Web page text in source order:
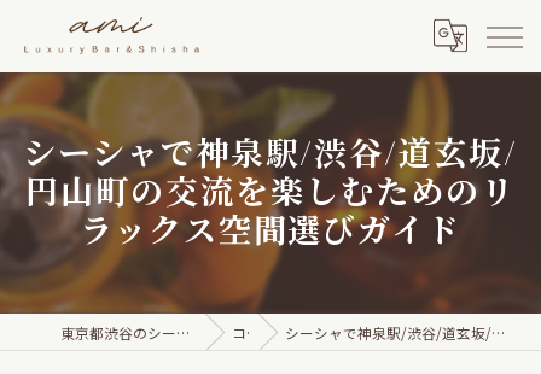
シーシャで神泉駅/渋谷/道玄坂/
円山町の交流を楽しむためのリ
ラックス空間選びガイド
東京都渋谷のシーシャならami Luxury Bar & Shisha コラム シーシャで神泉駅/渋谷/道玄坂/円山町の交流を楽しむためのリラックス空間選びガイド